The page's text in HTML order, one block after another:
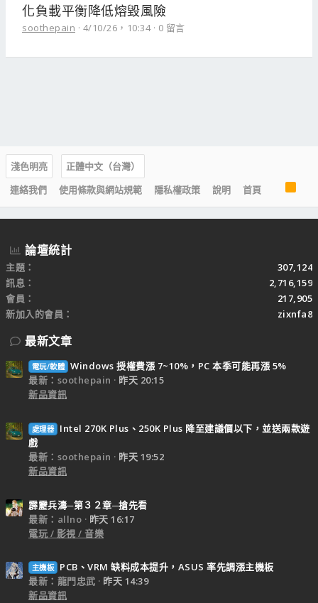
化負載平衡降低熔毀風險
soothepain 4/10/26，10:34 0 留言
淺色明亮
正體中文（台灣）
連絡我們
使用條款與網站規範 隱私權政策 說明 首頁
R
S
S
論壇統計
主題
307,124
訊息
2,716,159
會員
217,905
新加入的會員
zixnfa8
最新文章
電玩/軟體 Windows 授權費漲 7~10%，PC 本季可能再漲 5%
最新：soothepain
昨天 20:15
新品資訊
處理器
Intel 270K Plus、250K Plus 降至建議價以下，並送兩款遊
戲
最新：soothepain
昨天 19:52
新品資訊
霹靂兵濤─第３２章─搶先看
最新：allno
昨天 16:17
電玩 / 影視 / 音樂
主機板
PCB、VRM 缺料成本提升，ASUS 率先調漲主機板
最新：龍門忠武
昨天 14:39
新品資訊